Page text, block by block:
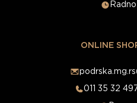
ONLINE
011 35 32